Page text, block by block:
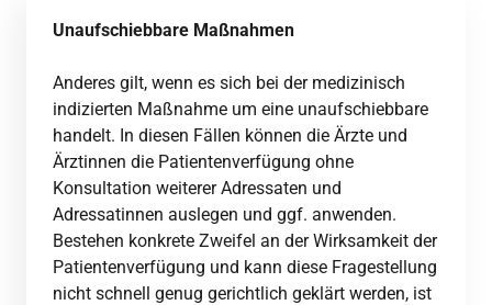
Unaufschiebbare Maßnahmen
Anderes gilt, wenn es sich bei der medizinisch
indizierten Maßnahme um eine unaufschiebbare
handelt. In diesen Fällen können die Ärzte und
Ärztinnen die Patientenverfügung ohne
Konsultation weiterer Adressaten und
Adressatinnen auslegen und ggf. anwenden.
Bestehen konkrete Zweifel an der Wirksamkeit der
Patientenverfügung und kann diese Fragestellung
nicht schnell genug gerichtlich geklärt werden, ist